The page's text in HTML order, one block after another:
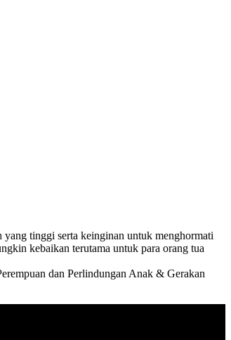
tinggi serta keinginan untuk menghormati
kebaikan terutama untuk para orang tua
dan Perlindungan Anak & Gerakan